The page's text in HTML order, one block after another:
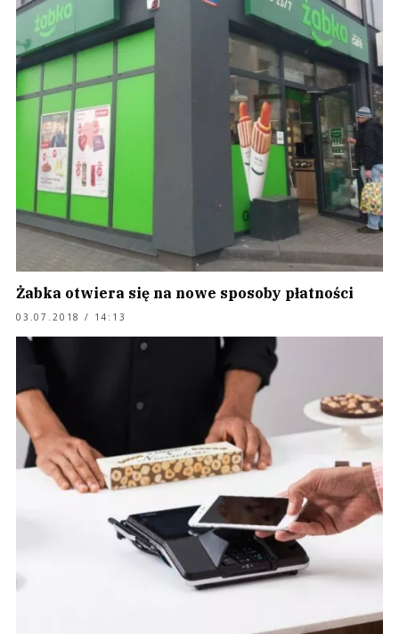
Żabka otwiera się na nowe sposoby płatności
03.07.2018 / 14:13